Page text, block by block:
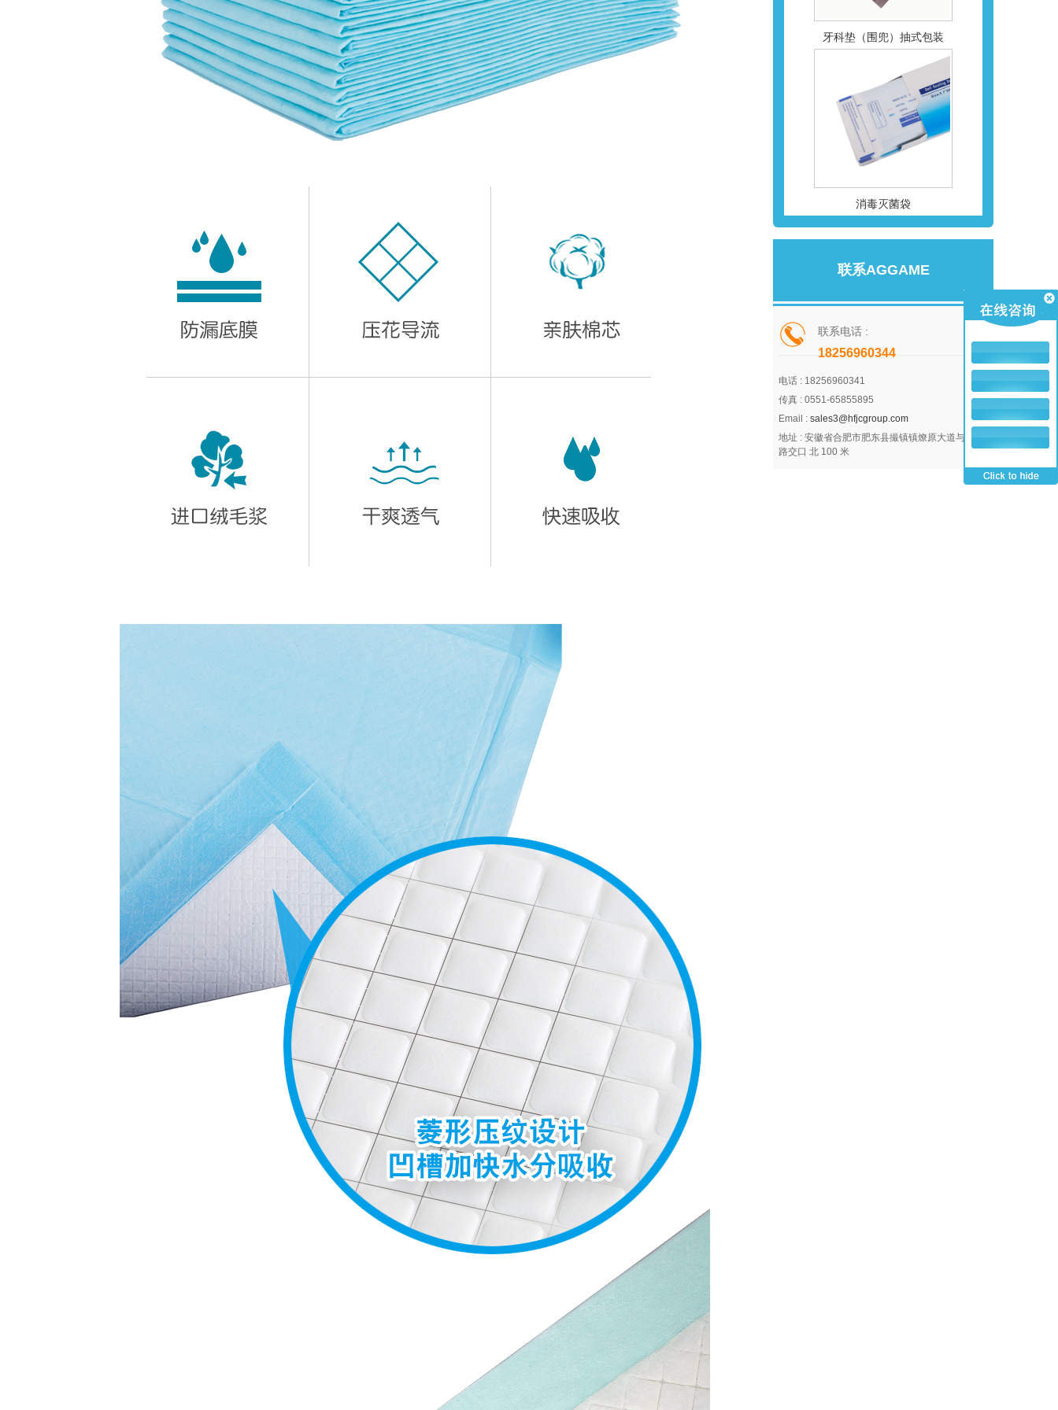
牙科垫（围兜）抽式包装
消毒灭菌袋
联系AGGAME
联系电话 :
18256960344
电话 : 18256960341
传真 : 0551-65855895
Email : sales3@hfjcgroup.com
地址 : 安徽省合肥市肥东县撮镇镇燎原大道与新安
路交口 北 100 米